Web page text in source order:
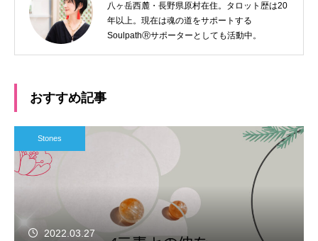
八ヶ岳西麓・長野県原村在住。タロット歴は20
年以上。現在は魂の道をサポートする
SoulpathⓇサポーターとしても活動中。
おすすめ記事
Stones
2022.03.27